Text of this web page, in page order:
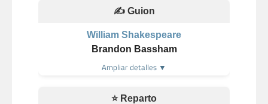
✍️ Guion
William Shakespeare
Brandon Bassham
Ampliar detalles ▼
⭐ Reparto